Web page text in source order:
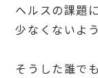
ヘルスの課題
少なくないよ
そうした誰で